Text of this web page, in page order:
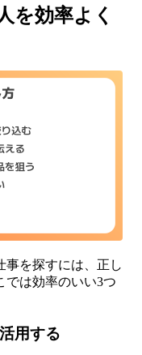
を効率よく
事を探すには、正し
では効率のいい3つ
用する